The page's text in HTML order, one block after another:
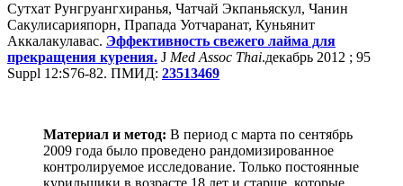
Сутхат Рунгруангхиранья, Чатчай Экпаньяскул, Чанин
Сакулисарияпорн, Прапада Уотчаранат, Куньянит
Аккалакулавас. Эффективность свежего лайма для
прекращения курения. J Med Assoc Thai.декабрь 2012 ; 95
Suppl 12:S76-82. ПМИД: 23513469
Материал и метод: В период с марта по сентябрь
2009 года было проведено рандомизированное
контролируемое исследование. Только постоянные